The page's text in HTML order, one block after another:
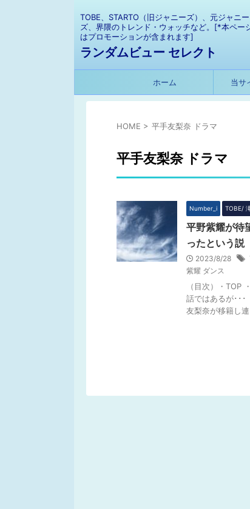
TOBE、STARTO（旧ジャニーズ）、元ジャニー
ズ、界隈のトレンド・ウォッチなど。[*本ペー
はプロモーションが含まれます]
ランダムビュー セレクト
ホーム 当サ
HOME > 平手友梨奈 ドラマ
平手友梨奈 ドラマ
Number_i TOBE/
平野紫耀が待
ったという説
2023/8/28
紫耀 ダンス
（目次）・TOP
話ではあるが･･
友梨奈が移籍し